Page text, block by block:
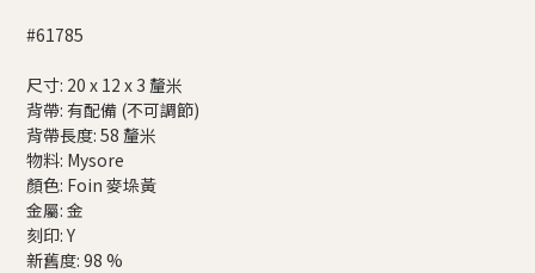
#61785
尺寸: 20 x 12 x 3 釐米
背帶: 有配備 (不可調節)
背帶長度: 58 釐米
物料: Mysore
顏色: Foin 麥垛黃
金屬: 金
刻印: Y
新舊度: 98 %